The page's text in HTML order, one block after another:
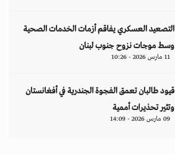
التصعيد العسكري يفاقم أزمات الخدمات الصحية
وسط موجات نزوح جنوب لبنان
11 مارس 2026 - 10:26
قيود طالبان تعمق الفجوة الجندرية في أفغانستان
وتثير تحذيرات أممية
09 مارس 2026 - 14:09